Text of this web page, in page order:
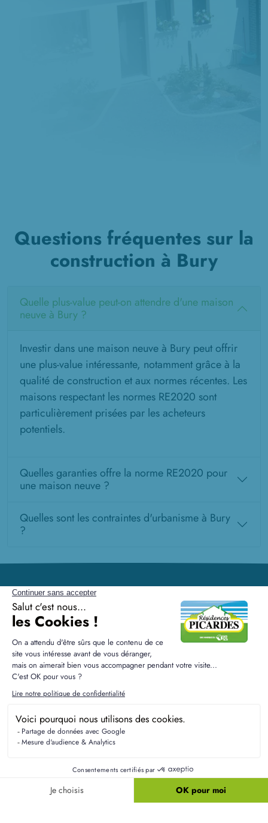
Questions fréquentes sur la
construction à Bury
Quelle plus-value peut-on attendre d'une maison
neuve à Bury ?
Investir dans une maison neuve à Bury peut offrir
une plus-value intéressante, notamment grâce à la
qualité de construction et aux normes récentes. Les
maisons respectant les normes RE2020 sont
particulièrement prisées par les acheteurs
potentiels.
Quelles garanties offre la norme RE2020 pour
une maison neuve ?
Quelles sont les contraintes d'urbanisme à Bury
?
Résidences Picardes est le 1er constructeur régional de
Liens utiles
Nos terrains
Nos maisons + terrains